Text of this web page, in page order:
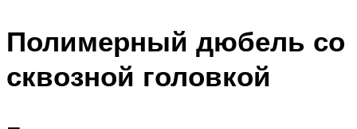
Полимерный дюбель со
сквозной головкой